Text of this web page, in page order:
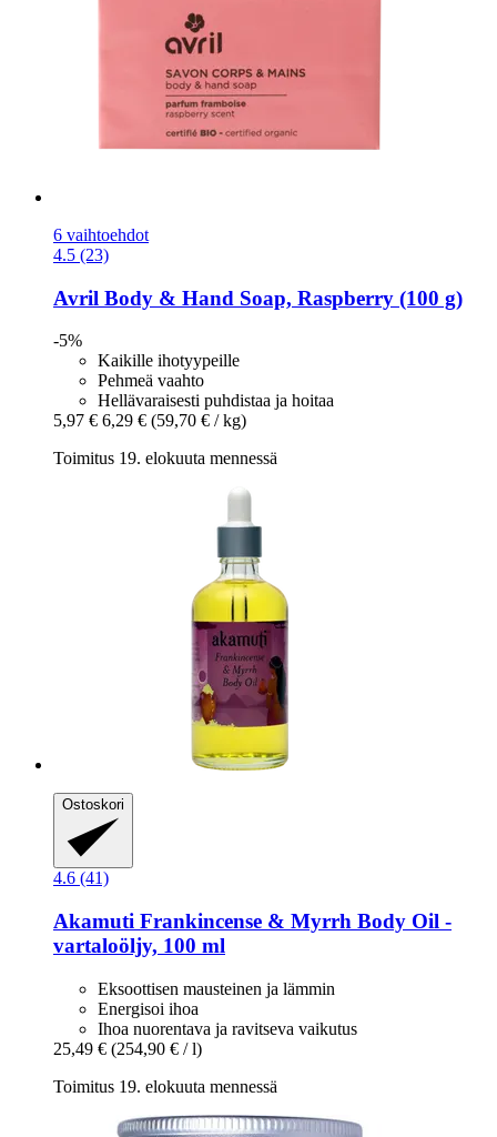
6 vaihtoehdot
4.5 (23)
Avril Body & Hand Soap, Raspberry (100 g)
-5%
Kaikille ihotyypeille
Pehmeä vaahto
Hellävaraisesti puhdistaa ja hoitaa
5,97 € 6,29 € (59,70 € / kg)
Toimitus 19. elokuuta mennessä
Ostoskori
4.6 (41)
Akamuti Frankincense & Myrrh Body Oil -​
vartaloöljy, 100 ml
Eksoottisen mausteinen ja lämmin
Energisoi ihoa
Ihoa nuorentava ja ravitseva vaikutus
25,49 € (254,90 € / l)
Toimitus 19. elokuuta mennessä